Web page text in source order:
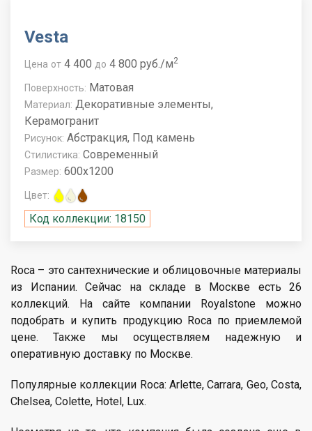
Vesta
Цена от 4 400 до 4 800 руб./м2
Поверхность: Матовая
Материал: Декоративные элементы,
Керамогранит
Рисунок: Абстракция, Под камень
Стилистика: Современный
Размер: 600x1200
Цвет:
Код коллекции: 18150
Roca – это сантехнические и облицовочные материалы
из Испании. Сейчас на складе в Москве есть 26
коллекций. На сайте компании Royalstone можно
подобрать и купить продукцию Roca по приемлемой
цене. Также мы осуществляем надежную и
оперативную доставку по Москве.
Популярные коллекции Roca: Arlette, Carrara, Geo, Costa,
Chelsea, Colette, Hotel, Lux.